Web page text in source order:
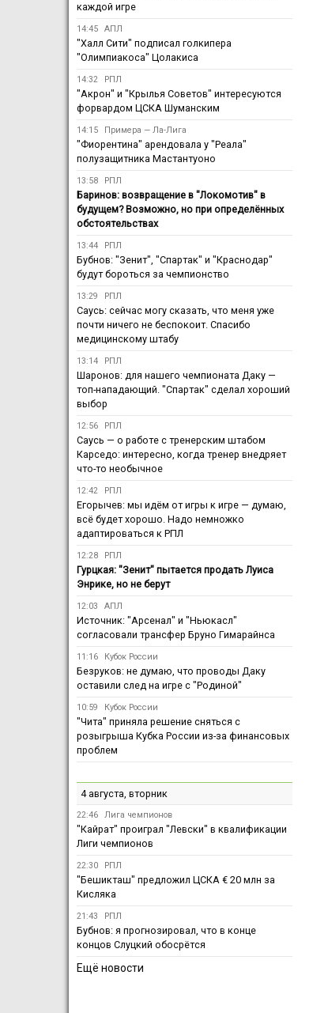
каждой игре
14:45 АПЛ
"Халл Сити" подписал голкипера
"Олимпиакоса" Цолакиса
14:32 РПЛ
"Акрон" и "Крылья Советов" интересуются
форвардом ЦСКА Шуманским
14:15 Примера — Ла-Лига
"Фиорентина" арендовала у "Реала"
полузащитника Мастантуоно
13:58 РПЛ
Баринов: возвращение в "Локомотив" в
будущем? Возможно, но при определённых
обстоятельствах
13:44 РПЛ
Бубнов: "Зенит", "Спартак" и "Краснодар"
будут бороться за чемпионство
13:29 РПЛ
Саусь: сейчас могу сказать, что меня уже
почти ничего не беспокоит. Спасибо
медицинскому штабу
13:14 РПЛ
Шаронов: для нашего чемпионата Даку —
топ-нападающий. "Спартак" сделал хороший
выбор
12:56 РПЛ
Саусь — о работе с тренерским штабом
Карседо: интересно, когда тренер внедряет
что-то необычное
12:42 РПЛ
Егорычев: мы идём от игры к игре — думаю,
всё будет хорошо. Надо немножко
адаптироваться к РПЛ
12:28 РПЛ
Гурцкая: "Зенит" пытается продать Луиса
Энрике, но не берут
12:03 АПЛ
Источник: "Арсенал" и "Ньюкасл"
согласовали трансфер Бруно Гимарайнса
11:16 Кубок России
Безруков: не думаю, что проводы Даку
оставили след на игре с "Родиной"
10:59 Кубок России
"Чита" приняла решение сняться с
розыгрыша Кубка России из-за финансовых
проблем
4 августа, вторник
22:46 Лига чемпионов
"Кайрат" проиграл "Левски" в квалификации
Лиги чемпионов
22:30 РПЛ
"Бешикташ" предложил ЦСКА € 20 млн за
Кисляка
21:43 РПЛ
Бубнов: я прогнозировал, что в конце
концов Слуцкий обосрётся
Ещё новости